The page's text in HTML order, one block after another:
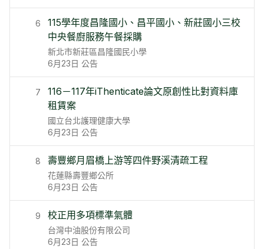
6
115學年度昌隆國小、昌平國小、新莊國小三校
中央餐廚服務午餐採購
新北市新莊區昌隆國民小學
6月23日 公告
7
116－117年iThenticate論文原創性比對資料庫
租賃案
國立台北護理健康大學
6月23日 公告
8 壽豐鄉月眉橋上游等四件野溪清疏工程
花蓮縣壽豐鄉公所
6月23日 公告
9 校正用多項標準氣體
台灣中油股份有限公司
6月23日 公告